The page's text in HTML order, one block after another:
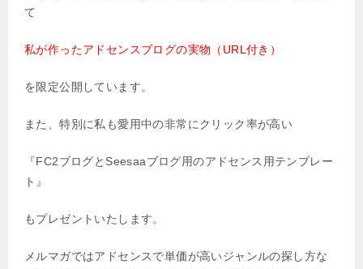
て
私が作ったアドセンスブログの実物（URL付き）
を限定公開しています。
また、特別に私も愛用中の非常にクリック率が高い
『FC2ブログとSeesaaブログ用のアドセンス用テンプレー
ト』
もプレゼントいたします。
メルマガではアドセンスで単価が高いジャンルの探し方な